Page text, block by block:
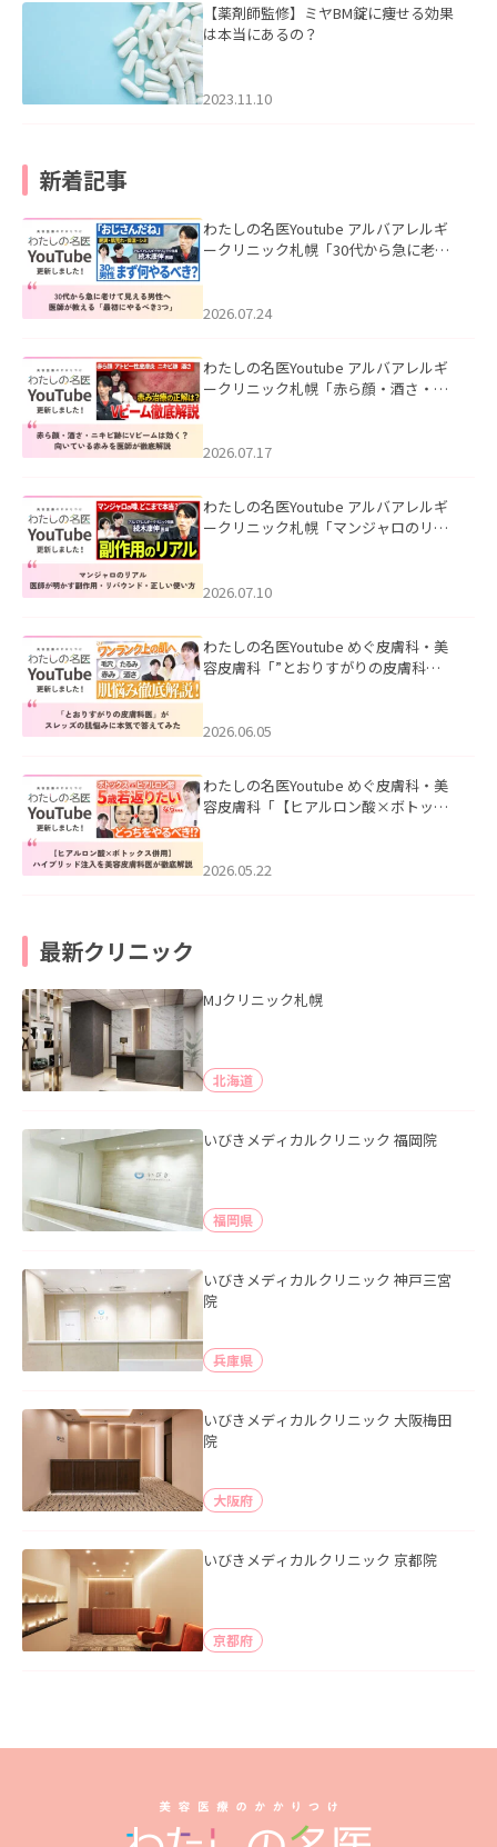
【薬剤師監修】ミヤBM錠に痩せる効果
は本当にあるの？
2023.11.10
新着記事
わたしの名医Youtube アルバアレルギ
ークリニック札幌「30代から急に老け
た。
2026.07.24
わたしの名医Youtube アルバアレルギ
ークリニック札幌「赤ら顔・酒さ・ニ
した。
2026.07.17
わたしの名医Youtube アルバアレルギ
ークリニック札幌「マンジャロのリア
た。
2026.07.10
わたしの名医Youtube めぐ皮膚科・美
容皮膚科「”とおりすがりの皮膚科
2026.06.05
わたしの名医Youtube めぐ皮膚科・美
容皮膚科「【ヒアルロン酸×ボトック
た。
2026.05.22
最新クリニック
MJクリニック札幌
北海道
いびきメディカルクリニック 福岡院
福岡県
いびきメディカルクリニック 神戸三宮
院
兵庫県
いびきメディカルクリニック 大阪梅田
院
大阪府
いびきメディカルクリニック 京都院
京都府